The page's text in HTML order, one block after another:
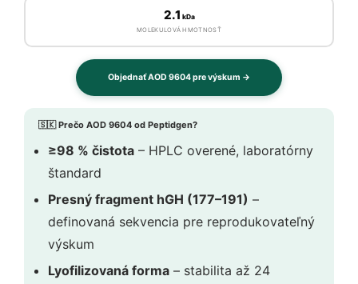
2.1 kDa
MOLEKULOVÁ HMOTNOSŤ
Objednať AOD 9604 pre výskum →
🇸🇰 Prečo AOD 9604 od Peptidgen?
≥98 % čistota – HPLC overené, laboratórny
štandard
Presný fragment hGH (177–191) –
definovaná sekvencia pre reprodukovateľný
výskum
Lyofilizovaná forma – stabilita až 24